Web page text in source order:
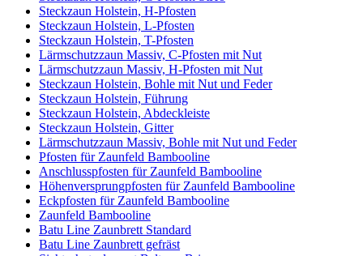
Steckzaun Holstein, H-Pfosten
Steckzaun Holstein, L-Pfosten
Steckzaun Holstein, T-Pfosten
Lärmschutzzaun Massiv, C-Pfosten mit Nut
Lärmschutzzaun Massiv, H-Pfosten mit Nut
Steckzaun Holstein, Bohle mit Nut und Feder
Steckzaun Holstein, Führung
Steckzaun Holstein, Abdeckleiste
Steckzaun Holstein, Gitter
Lärmschutzzaun Massiv, Bohle mit Nut und Feder
Pfosten für Zaunfeld Bambooline
Anschlusspfosten für Zaunfeld Bambooline
Höhenversprungpfosten für Zaunfeld Bambooline
Eckpfosten für Zaunfeld Bambooline
Zaunfeld Bambooline
Batu Line Zaunbrett Standard
Batu Line Zaunbrett gefräst